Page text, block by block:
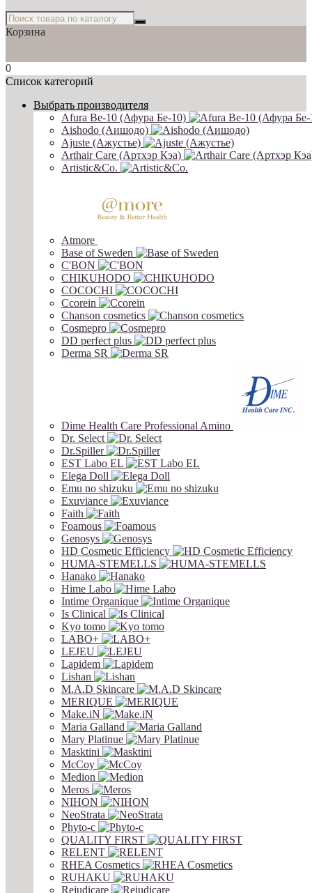
Корзина
0
Список категорий
Выбрать производителя
Afura Be-10 (Афура Бе-10)
Aishodo (Аишодо)
Ajuste (Ажустье)
Arthair Care (Артхэр Кэа)
Artistic&Co.
Atmore
Base of Sweden
C'BON
CHIKUHODO
COCOCHI
Ccorein
Chanson cosmetics
Cosmepro
DD perfect plus
Derma SR
Dime Health Care Professional Amino
Dr. Select
Dr.Spiller
EST Labo EL
Elega Doll
Emu no shizuku
Exuviance
Faith
Foamous
Genosys
HD Cosmetic Efficiency
HUMA-STEMELLS
Hanako
Hime Labo
Intime Organique
Is Clinical
Kyo tomo
LABO+
LEJEU
Lapidem
Lishan
M.A.D Skincare
MERIQUE
Make.iN
Maria Galland
Mary Platinue
Masktini
McCoy
Medion
Meros
NIHON
NeoStrata
Phyto-c
QUALITY FIRST
RELENT
RHEA Cosmetics
RUHAKU
Rejudicare